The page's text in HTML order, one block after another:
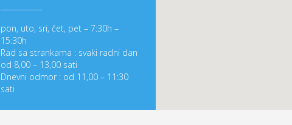
pon, uto, sri, čet, pet – 7:30h –
15:30h
Rad sa strankama : svaki radni dan
od 8,00 – 13,00 sati
Dnevni odmor : od 11,00 – 11:30
sati